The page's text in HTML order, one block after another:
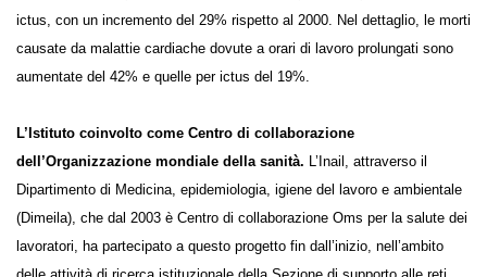
che nel 2016 l’eccesso di ore di lavoro, uguale o superiore a 55 ore a
settimana, abbia provocato 745mila decessi per cardiopatia ischemica
e ictus, con un incremento del 29% rispetto al 2000. Nel dettaglio, le
prolungati sono aumentate del 42% e quelle per ictus del 19%.
L’Istituto coinvolto come Centro di collaborazione
dell’Organizzazione mondiale della sanità.
L’Inail, attraverso il
Dipartimento di Medicina, epidemiologia, igiene del lavoro e
ambientale (Dimeila), che dal 2003 è Centro di collaborazione Oms per